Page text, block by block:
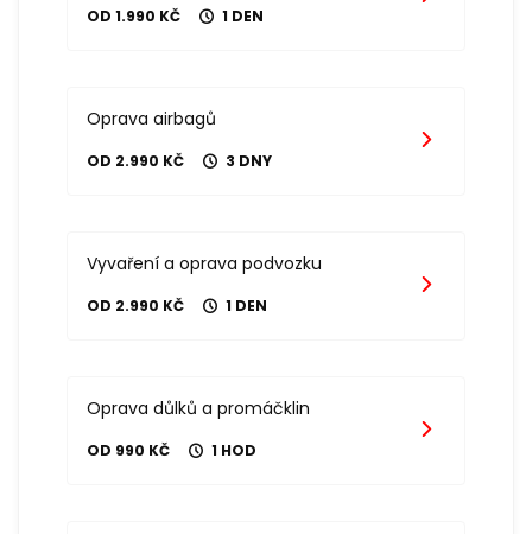
OD 1.990 KČ 1 DEN
Oprava airbagů
OD 2.990 KČ 3 DNY
Vyvaření a oprava podvozku
OD 2.990 KČ 1 DEN
Oprava důlků a promáčklin
OD 990 KČ 1 HOD